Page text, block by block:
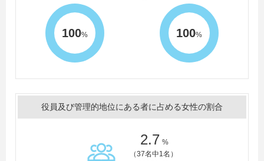
100% 100%
役員及び管理的地位にある者に占める女性の割合
2.7 %
（37名中1名）